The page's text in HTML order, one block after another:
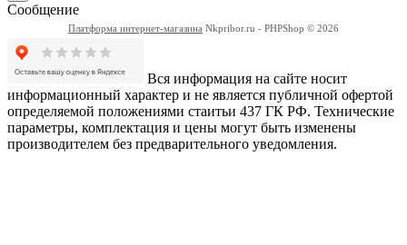
Сообщение
Платформа интернет-магазина Nkpribor.ru - PHPShop © 2026
Вся информация на сайте носит
информационный характер и не является публичной офертой
определяемой положениями стаитьи 437 ГК РФ. Технические
параметры, комплектация и цены могут быть изменены
производителем без предварительного уведомления.